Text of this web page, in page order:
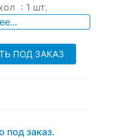
: 1 шт.
ПОД ЗАКАЗ
под заказ.